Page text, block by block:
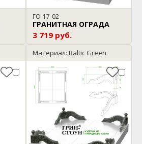
ГО-17-02
ГРАНИТНАЯ ОГРАДА
3 719 руб.
Материал: Baltic Green